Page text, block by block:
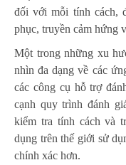
đối với mỗi tính cách,
phục, truyền cảm hứng
Một trong những xu
nhìn đa dạng về các
các công cụ hỗ trợ
cạnh quy trình đánh
kiểm tra tính cách và
dụng trên thế giới sử
chính xác hơn.